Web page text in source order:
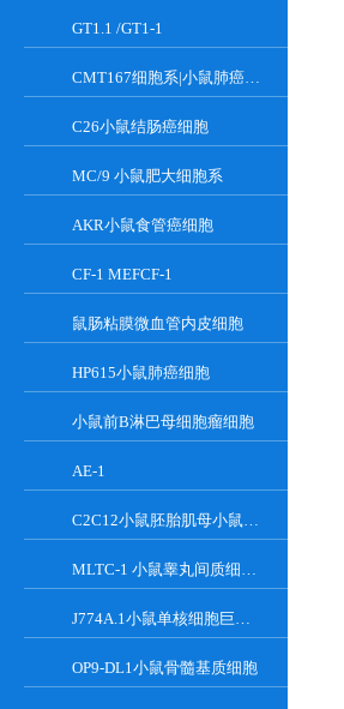
GT1.1 /GT1-1
CMT167细胞系|小鼠肺癌细胞
C26小鼠结肠癌细胞
MC/9 小鼠肥大细胞系
AKR小鼠食管癌细胞
CF-1 MEFCF-1
鼠肠粘膜微血管内皮细胞
HP615小鼠肺癌细胞
小鼠前B淋巴母细胞瘤细胞
AE-1
C2C12小鼠胚胎肌母小鼠胚胎肌母细胞
MLTC-1 小鼠睾丸间质细胞瘤细胞系
J774A.1小鼠单核细胞巨噬细胞
OP9-DL1小鼠骨髓基质细胞